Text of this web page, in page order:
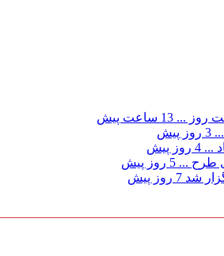
روز ... 13 ساعت پیش
3 روز پیش
... 4 روز پیش
طرح ... 5 روز پیش
شد 7 روز پیش